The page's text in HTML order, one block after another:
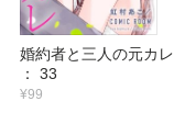
婚約者と三人の元カレ
： 33
¥99